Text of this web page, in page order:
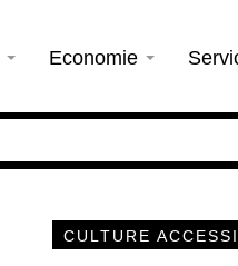
Economie
CULTURE